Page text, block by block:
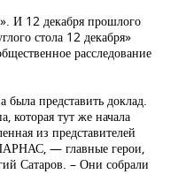
И 12 декабря прошлого
стола 12 декабря»
расследование
представить доклад.
которая тут же начала
из представителей
— главные герои,
Сатаров. – Они собрали